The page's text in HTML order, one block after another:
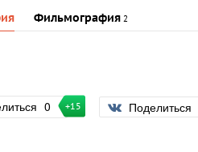
Фильмография 2
0 +15 Поделиться